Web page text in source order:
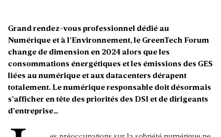
Grand rendez-vous professionnel dédié au
Numérique et à l’Environnement, le GreenTech Forum
change de dimension en 2024 alors que les
consommations énergétiques et les émissions des GES
liées au numérique et aux datacenters dérapent
totalement. Le numérique responsable doit désormais
s’afficher en tête des priorités des DSI et de dirigeants
d’entreprise…